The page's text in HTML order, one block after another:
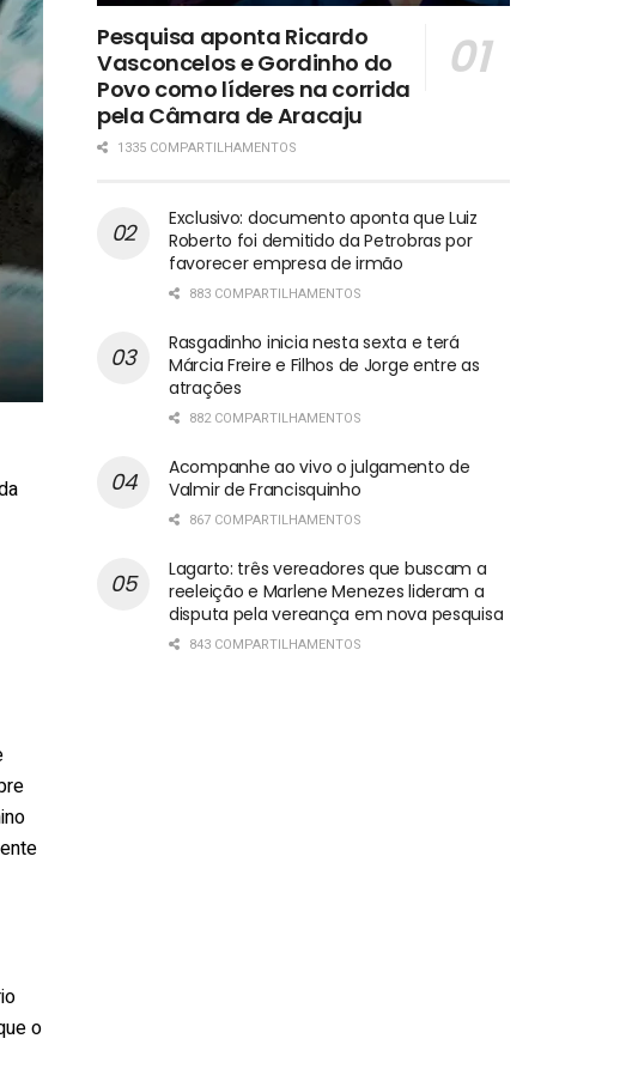
o
Pesquisa aponta Ricardo
Vasconcelos e Gordinho do
Povo como líderes na corrida
pela Câmara de Aracaju
1335 COMPARTILHAMENTOS
Exclusivo: documento aponta que Luiz
Roberto foi demitido da Petrobras por
favorecer empresa de irmão
883 COMPARTILHAMENTOS
Rasgadinho inicia nesta sexta e terá
Márcia Freire e Filhos de Jorge entre as
atrações
882 COMPARTILHAMENTOS
Acompanhe ao vivo o julgamento de
Valmir de Francisquinho
867 COMPARTILHAMENTOS
Lagarto: três vereadores que buscam a
reeleição e Marlene Menezes lideram a
disputa pela vereança em nova pesquisa
843 COMPARTILHAMENTOS